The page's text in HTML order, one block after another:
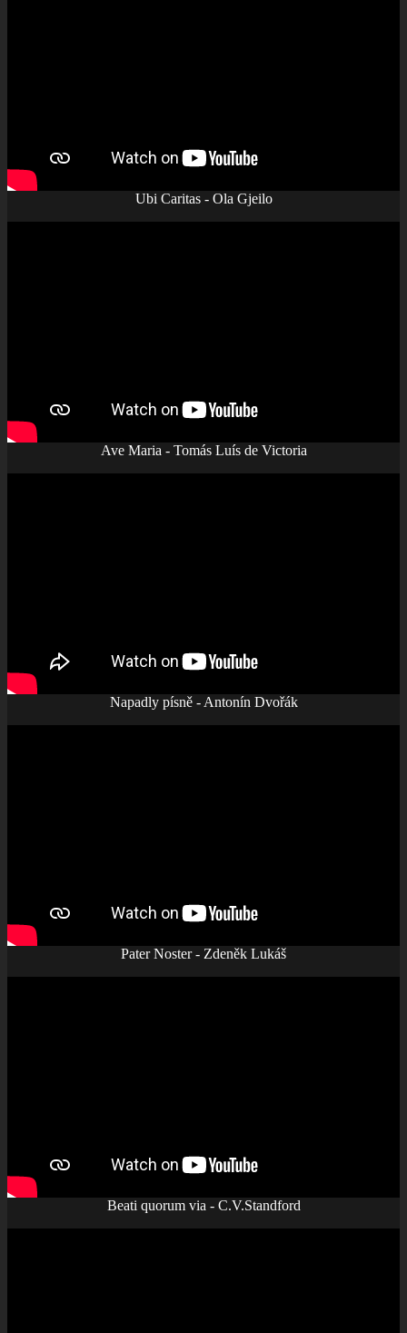
Ubi Caritas - Ola Gjeilo
Ave Maria - Tomás Luís de Victoria
Napadly písně - Antonín Dvořák
Pater Noster - Zdeněk Lukáš
Beati quorum via - C.V.Standford